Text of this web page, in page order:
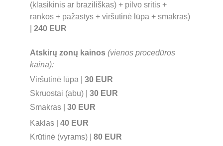
(klasikinis ar braziliškas) + pilvo sritis +
rankos + pažastys + viršutinė lūpa + smakras)
240 EUR
Atskirų zonų kainos (vienos procedūros
kaina):
Viršutinė lūpa | 30 EUR
Skruostai (abu) | 30 EUR
Smakras | 30 EUR
Kaklas | 40 EUR
Krūtinė (vyrams) | 80 EUR